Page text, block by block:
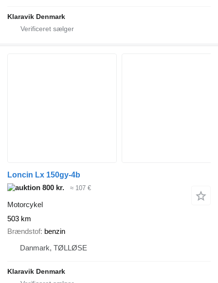
Klaravik Denmark
Loncin Lx 150gy-4b
800 kr.
≈ 107 €
Motorcykel
503 km
Brændstof benzin
Danmark, TØLLØSE
Klaravik Denmark